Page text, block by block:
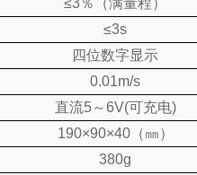
≤3％（满量程）
≤3s
四位数字显示
0.01m/s
直流5～6V(可充电)
190×90×40（㎜）
380g